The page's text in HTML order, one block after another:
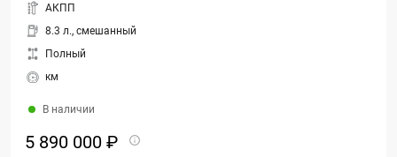
АКПП
8.3 л., смешанный
Полный
км
В наличии
5 890 000 ₽